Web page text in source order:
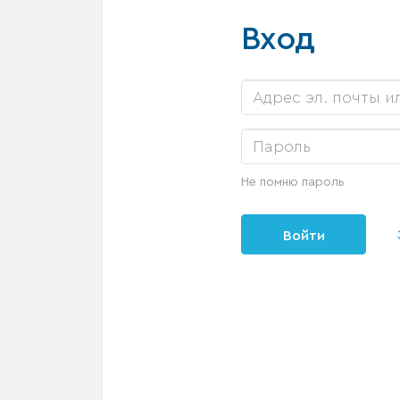
Вход
Не помню пароль